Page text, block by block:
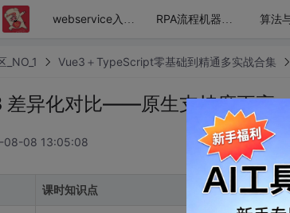
webservice入门到精通实战教程 RPA流程机器人编程(纯干货无废话)
Vue3＋TypeScript零基础到精通多实战合集
差异化对比——原生支持度更高
08-08 13:05:08
课时知识点